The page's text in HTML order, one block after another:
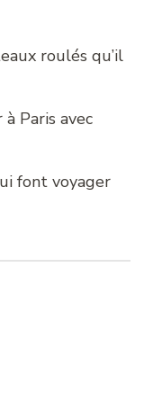
roulés qu’il
Paris avec
font voyager